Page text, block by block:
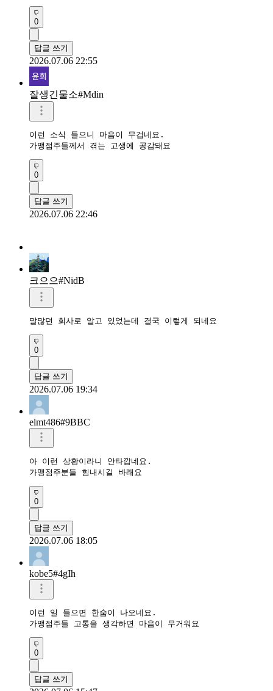
0
답글 쓰기
2026.07.06 22:55
잘생긴물소#Mdin
이런 소식 들으니 마음이 무겁네요.
가맹점주들께서 겪는 고생에 공감돼요
0
답글 쓰기
2026.07.06 22:46
크으으#NidB
말많던 회사로 알고 있었는데 결국 이렇게 되네요
0
답글 쓰기
2026.07.06 19:34
elmt486#9BBC
아 이런 상황이라니 안타깝네요.
가맹점주분들 힘내시길 바래요
0
답글 쓰기
2026.07.06 18:05
kobe5#4gIh
이런 일 들으면 한숨이 나오네요.
가맹점주들 고통을 생각하면 마음이 무거워요
0
답글 쓰기